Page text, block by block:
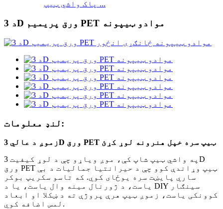
پاک واشي ټیپ ...
د 3D ورق پریمیم PET موادو ټیپونه
لنډ معلومات:
زموږ د عالي 3D ورق PET ټیپ سره خپل هنرونه لوړ کړئ
په واشي ټیپ شاپ کې، موږ ویاړو چې د لوړ کیفیت 3D
ورق PET ټیپ وړاندې کوو چې د حیرانتیا جمالیات د بې
ساري پایښت سره یوځای کوي. که تاسو سکریپ بوکر
یاست، د ژورنال مینه وال یاست، یا د DIY سینګار
کوونکی یاست، زموږ ټیپ هرې پروژې ته د ښکلا او ابعاد
لمس اضافه کوي.